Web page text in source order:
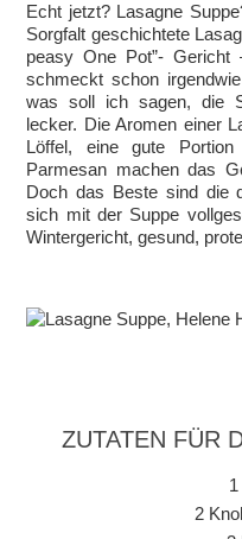
Echt jetzt? Lasagne
Sorgfalt geschichtete
peasy One Pot”-
schmeckt schon
was soll ich sagen, die
lecker. Die Aromen einer
Löffel, eine gute
Parmesan machen das
Doch das Beste sind die
sich mit der Suppe
Wintergericht, gesund,
ZUTATEN FÜR
2